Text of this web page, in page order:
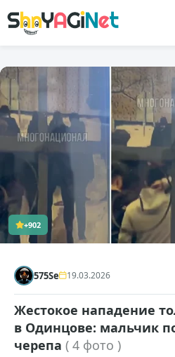
+902
575Se 19.03.2026
Жестокое нападение
в Одинцове: мальчик
черепа ( 4 фото )